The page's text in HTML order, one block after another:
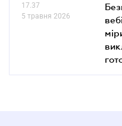
17.37
5 травня 2026